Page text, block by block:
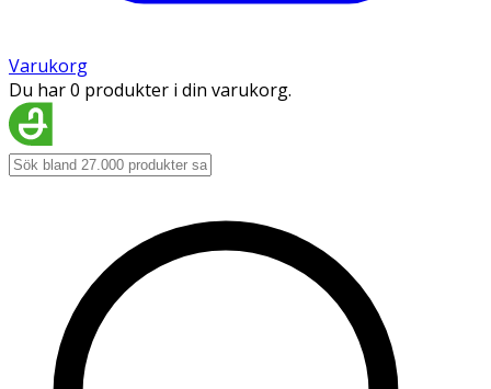
Varukorg
Du har 0 produkter i din varukorg.